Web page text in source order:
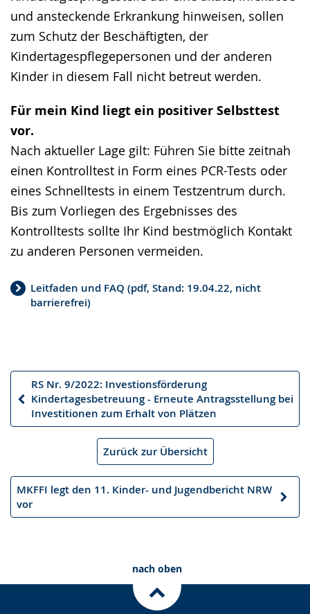
und ansteckende Erkrankung hinweisen, sollen
zum Schutz der Beschäftigten, der
Kindertagespflegepersonen und der anderen
Kinder in diesem Fall nicht betreut werden.
Für mein Kind liegt ein positiver Selbsttest
vor.
Nach aktueller Lage gilt: Führen Sie bitte zeitnah
einen Kontrolltest in Form eines PCR-Tests oder
eines Schnelltests in einem Testzentrum durch.
Bis zum Vorliegen des Ergebnisses des
Kontrolltests sollte Ihr Kind bestmöglich Kontakt
zu anderen Personen vermeiden.
Leitfaden und FAQ (pdf, Stand: 19.04.22, nicht
barrierefrei)
Vorheriger
Artikel
RS Nr. 9/2022: Investionsförderung
Kindertagesbetreuung - Erneute Antragsstellung bei
Investitionen zum Erhalt von Plätzen
Zurück zur Übersicht
MKFFI legt den 11. Kinder- und Jugendbericht NRW
vor
Nächster
Artikel
nach oben